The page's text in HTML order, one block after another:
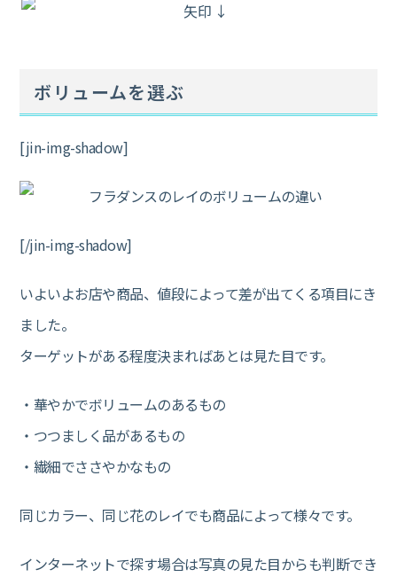
ボリュームを選ぶ
[jin-img-shadow]
[/jin-img-shadow]
いよいよお店や商品、値段によって差が出てくる項目にき
ました。
ターゲットがある程度決まればあとは見た目です。
・華やかでボリュームのあるもの
・つつましく品があるもの
・繊細でささやかなもの
同じカラー、同じ花のレイでも商品によって様々です。
インターネットで探す場合は写真の見た目からも判断でき